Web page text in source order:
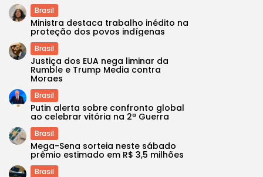
Brasil
Ministra destaca trabalho inédito na
proteção dos povos indígenas
Brasil
Justiça dos EUA nega liminar da
Rumble e Trump Media contra
Moraes
Brasil
Putin alerta sobre confronto global
ao celebrar vitória na 2ª Guerra
Brasil
Mega-Sena sorteia neste sábado
prêmio estimado em R$ 3,5 milhões
Brasil